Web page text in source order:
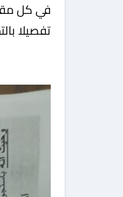
في كل
تفصيلا